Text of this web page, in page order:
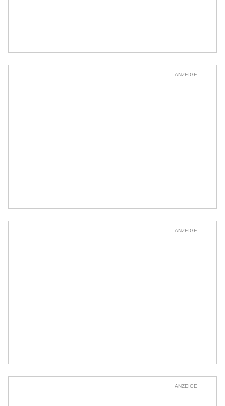
ANZEIGE
ANZEIGE
ANZEIGE